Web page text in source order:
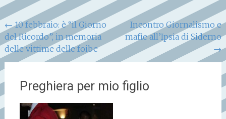
Navigazione
articoli
←10 febbraio: è “il Giorno
del Ricordo”, in memoria
delle vittime delle foibe
Incontro Giornalismo e
mafie all’Ipsia di Siderno
→
Preghiera per mio figlio